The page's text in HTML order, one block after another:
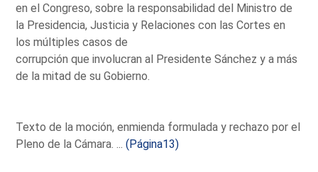
en el Congreso, sobre la responsabilidad del Ministro de
la Presidencia, Justicia y Relaciones con las Cortes en
los múltiples casos de
corrupción que involucran al Presidente Sánchez y a más
de la mitad de su Gobierno.
Texto de la moción, enmienda formulada y rechazo por el
Pleno de la Cámara. ...(Página13)